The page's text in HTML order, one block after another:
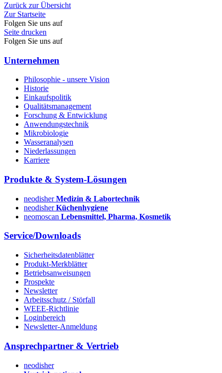
Zurück zur Übersicht
Zur Startseite
Folgen Sie uns auf
Seite drucken
Folgen Sie uns auf
Unternehmen
Philosophie - unsere Vision
Historie
Einkaufspolitik
Qualitätsmanagement
Forschung & Entwicklung
Anwendungstechnik
Mikrobiologie
Wasseranalysen
Niederlassungen
Karriere
Produkte & System-Lösungen
neodisherMedizin & Labortechnik
neodisherKüchenhygiene
neomoscan Lebensmittel, Pharma, Kosmetik
Service/Downloads
Sicherheitsdatenblätter
Produkt-Merkblätter
Betriebsanweisungen
Prospekte
Newsletter
Arbeitsschutz / Störfall
WEEE-Richtlinie
Loginbereich
Newsletter-Anmeldung
Ansprechpartner & Vertrieb
neodisher